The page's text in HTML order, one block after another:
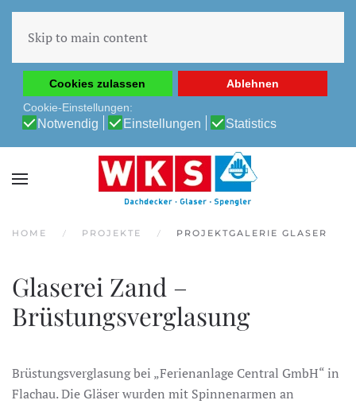
Erfahrung auf unserer Website zu ermöglichen.
Cookie-Richtlinie
Datenschutz-Bestimmungen
Cookies zulassen
Ablehnen
Cookie-Einstellungen:
Notwendig Einstellungen Statistics
Skip to main content
HOME PROJEKTE PROJEKTGALERIE GLASER
Glaserei Zand –
Brüstungsverglasung
Brüstungsverglasung bei „Ferienanlage Central GmbH“ in
Flachau. Die Gläser wurden mit Spinnenarmen an